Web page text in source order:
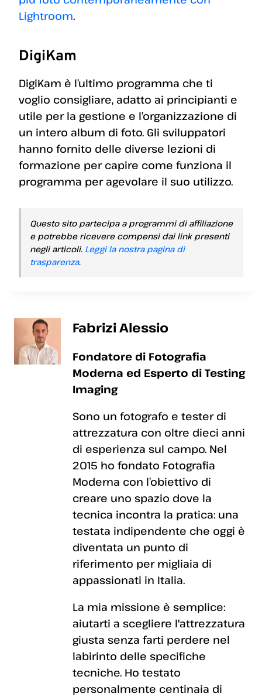
Lightroom.
DigiKam
DigiKam è l’ultimo programma che ti
voglio consigliare, adatto ai principianti e
utile per la gestione e l’organizzazione di
un intero album di foto. Gli sviluppatori
hanno fornito delle diverse lezioni di
formazione per capire come funziona il
programma per agevolare il suo utilizzo.
Questo sito partecipa a programmi di affiliazione
e potrebbe ricevere compensi dai link presenti
negli articoli. Leggi la nostra pagina di
trasparenza.
Fabrizi Alessio
Fondatore di Fotografia
Moderna ed Esperto di Testing
Imaging
Sono un fotografo e tester di
attrezzatura con oltre dieci anni
di esperienza sul campo. Nel
2015 ho fondato Fotografia
Moderna con l’obiettivo di
creare uno spazio dove la
tecnica incontra la pratica: una
testata indipendente che oggi è
diventata un punto di
riferimento per migliaia di
appassionati in Italia.
La mia missione è semplice:
aiutarti a scegliere l'attrezzatura
giusta senza farti perdere nel
labirinto delle specifiche
tecniche. Ho testato
personalmente centinaia di